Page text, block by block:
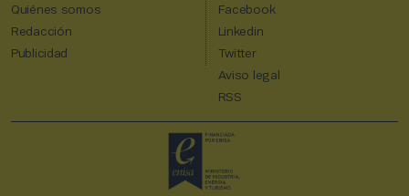
Quiénes somos
Redacción
Publicidad
Facebook
Linkedin
Twitter
Aviso legal
RSS